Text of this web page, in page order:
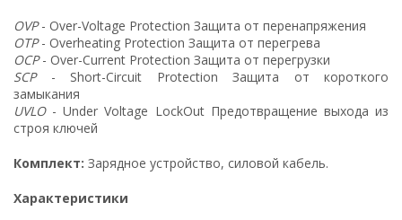
OVP- Over-Voltage Protection Защита от перенапряжения
OTP- Overheating Protection Защита от перегрева
OCP- Over-Current Protection Защита от перегрузки
SCP- Short-Circuit Protection Защита от короткого
замыкания
UVLO- Under Voltage LockOut Предотвращение выхода из
строя ключей
Комплект: Зарядное устройство, силовой кабель.
Характеристики